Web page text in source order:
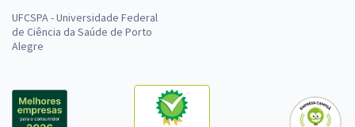
UFCSPA - Universidade Federal
de Ciência da Saúde de Porto
Alegre